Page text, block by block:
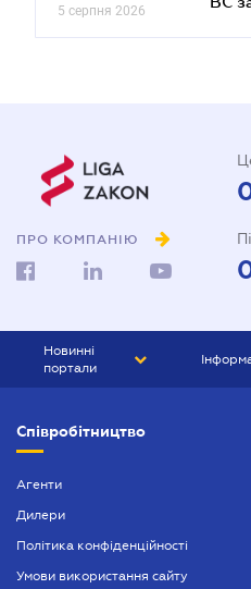
5 серпня 2026
ПРО КОМПАНІЮ
Новинні
портали
БІЗНЕС
Співробітництво
Агенти
Дилери
Політика конфіденційності
Умови використання сайту